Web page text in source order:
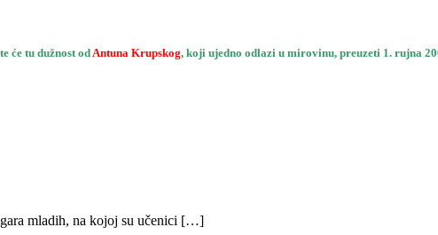
će tu dužnost od Antuna Krupskog, koji ujedno odlazi u mirovinu, preuzeti 1. rujna
mladih, na kojoj su učenici […]